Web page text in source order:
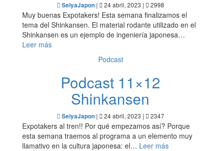
SeiyaJapon | 24 abril, 2023 | 2998
Muy buenas Expotakers! Esta semana finalizamos el
tema del Shinkansen. El material rodante utilizado en el
Shinkansen es un ejemplo de ingeniería japonesa…
Leer más
Podcast
Podcast 11×12
Shinkansen
SeiyaJapon | 24 abril, 2023 | 2347
Expotakers al tren!! Por qué empezamos así? Porque
esta semana traemos al programa a un elemento muy
llamativo en la cultura japonesa: el… Leer más